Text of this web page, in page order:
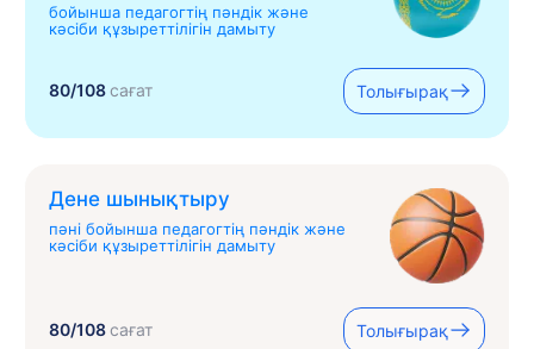
бойынша педагогтің пәндік және
кәсіби құзыреттілігін дамыту
80/108сағат Толығырақ
Дене шынықтыру
пәні бойынша педагогтің пәндік және
кәсіби құзыреттілігін дамыту
80/108сағат Толығырақ